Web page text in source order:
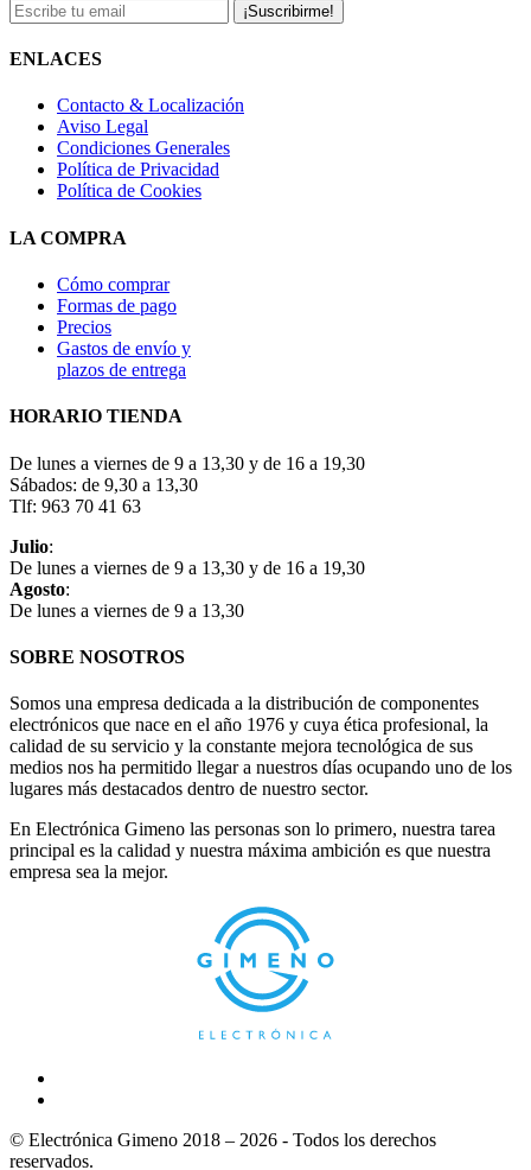
¡Suscribirme!
ENLACES
Contacto & Localización
Aviso Legal
Condiciones Generales
Política de Privacidad
Política de Cookies
LA COMPRA
Cómo comprar
Formas de pago
Precios
Gastos de envío y
plazos de entrega
HORARIO TIENDA
De lunes a viernes de 9 a 13,30 y de 16 a 19,30
Sábados: de 9,30 a 13,30
Tlf: 963 70 41 63
Julio:
De lunes a viernes de 9 a 13,30 y de 16 a 19,30
Agosto:
De lunes a viernes de 9 a 13,30
SOBRE NOSOTROS
Somos una empresa dedicada a la distribución de componentes
electrónicos que nace en el año 1976 y cuya ética profesional, la
calidad de su servicio y la constante mejora tecnológica de sus
medios nos ha permitido llegar a nuestros días ocupando uno de los
lugares más destacados dentro de nuestro sector.
En Electrónica Gimeno las personas son lo primero, nuestra tarea
principal es la calidad y nuestra máxima ambición es que nuestra
empresa sea la mejor.
© Electrónica Gimeno 2018 – 2026 - Todos los derechos
reservados.